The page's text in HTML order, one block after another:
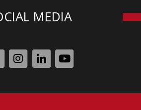
MEDIA